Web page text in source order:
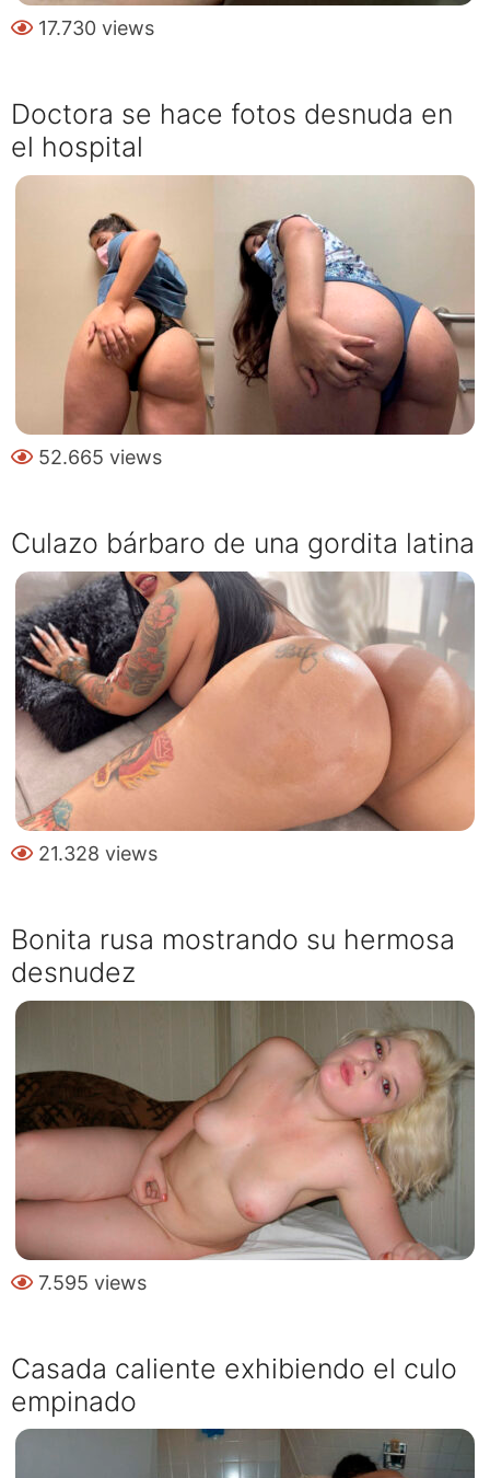
17.730 views
Doctora se hace fotos desnuda en
el hospital
52.665 views
Culazo bárbaro de una gordita latina
21.328 views
Bonita rusa mostrando su hermosa
desnudez
7.595 views
Casada caliente exhibiendo el culo
empinado